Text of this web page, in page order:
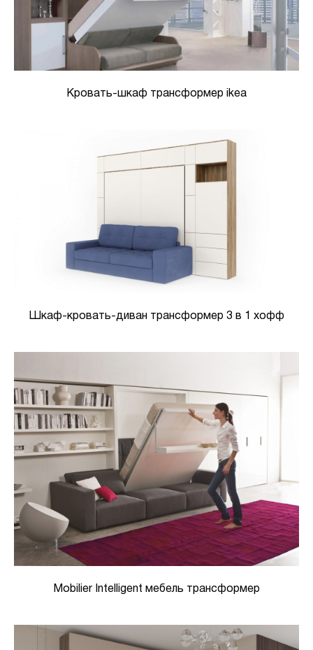
Кровать-шкаф трансформер ikea
Шкаф-кровать-диван трансформер 3 в 1 хофф
Mobilier Intelligent мебель трансформер